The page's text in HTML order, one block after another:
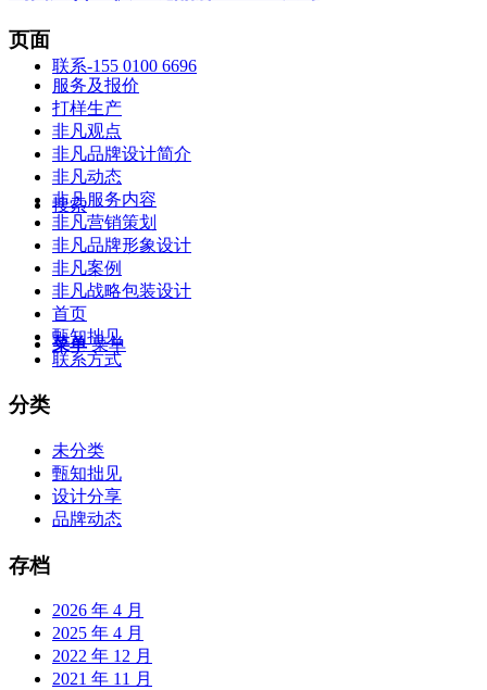
联系-155 0100 6696
搜索
菜单 菜单
页面
服务及报价
打样生产
非凡观点
非凡品牌设计简介
非凡动态
非凡服务内容
非凡营销策划
非凡品牌形象设计
非凡案例
非凡战略包装设计
首页
甄知拙见
联系方式
分类
未分类
甄知拙见
设计分享
品牌动态
存档
2026 年 4 月
2025 年 4 月
2022 年 12 月
2021 年 11 月